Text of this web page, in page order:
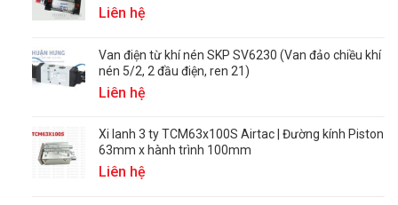
Liên hệ
Van điện từ khí nén SKP SV6230 (Van đảo chiều khí
nén 5/2, 2 đầu điện, ren 21)
Liên hệ
Xi lanh 3 ty TCM63x100S Airtac | Đường kính Piston
63mm x hành trình 100mm
Liên hệ